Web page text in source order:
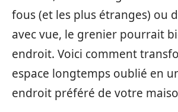
fous (et les plus étranges) ou
avec vue, le grenier pourrait
endroit. Voici comment
espace longtemps oublié en
endroit préféré de votre